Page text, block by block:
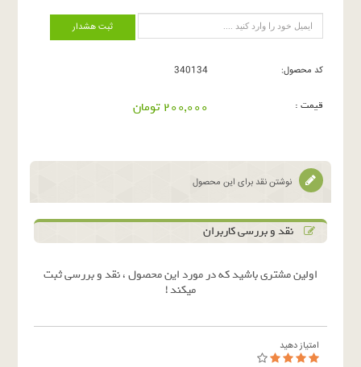
ثبت هشدار
کد محصول: 340134
قیمت : 200,000 تومان
نوشتن نقد برای این محصول
نقد و بررسی کاربران
اولین مشتری باشید که در مورد این محصول ، نقد و بررسی ثبت
میکند !
امتیاز دهید